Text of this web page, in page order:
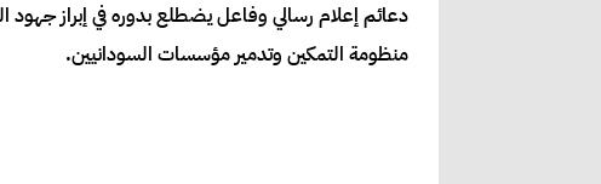
دعائم إعلام رسالي وفاعل يضطلع بدوره في إبراز جهود
منظومة التمكين وتدمير مؤسسات السودانيين.